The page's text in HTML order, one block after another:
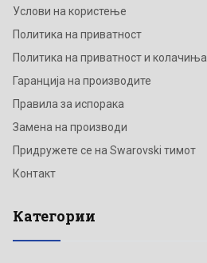
Услови на користење
Политика на приватност
Политика на приватност и колачиња
Гаранција на производите
Правила за испорака
Замена на производи
Придружете се на Swarovski тимот
Контакт
Категории